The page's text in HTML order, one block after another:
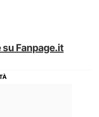
su Fanpage.it